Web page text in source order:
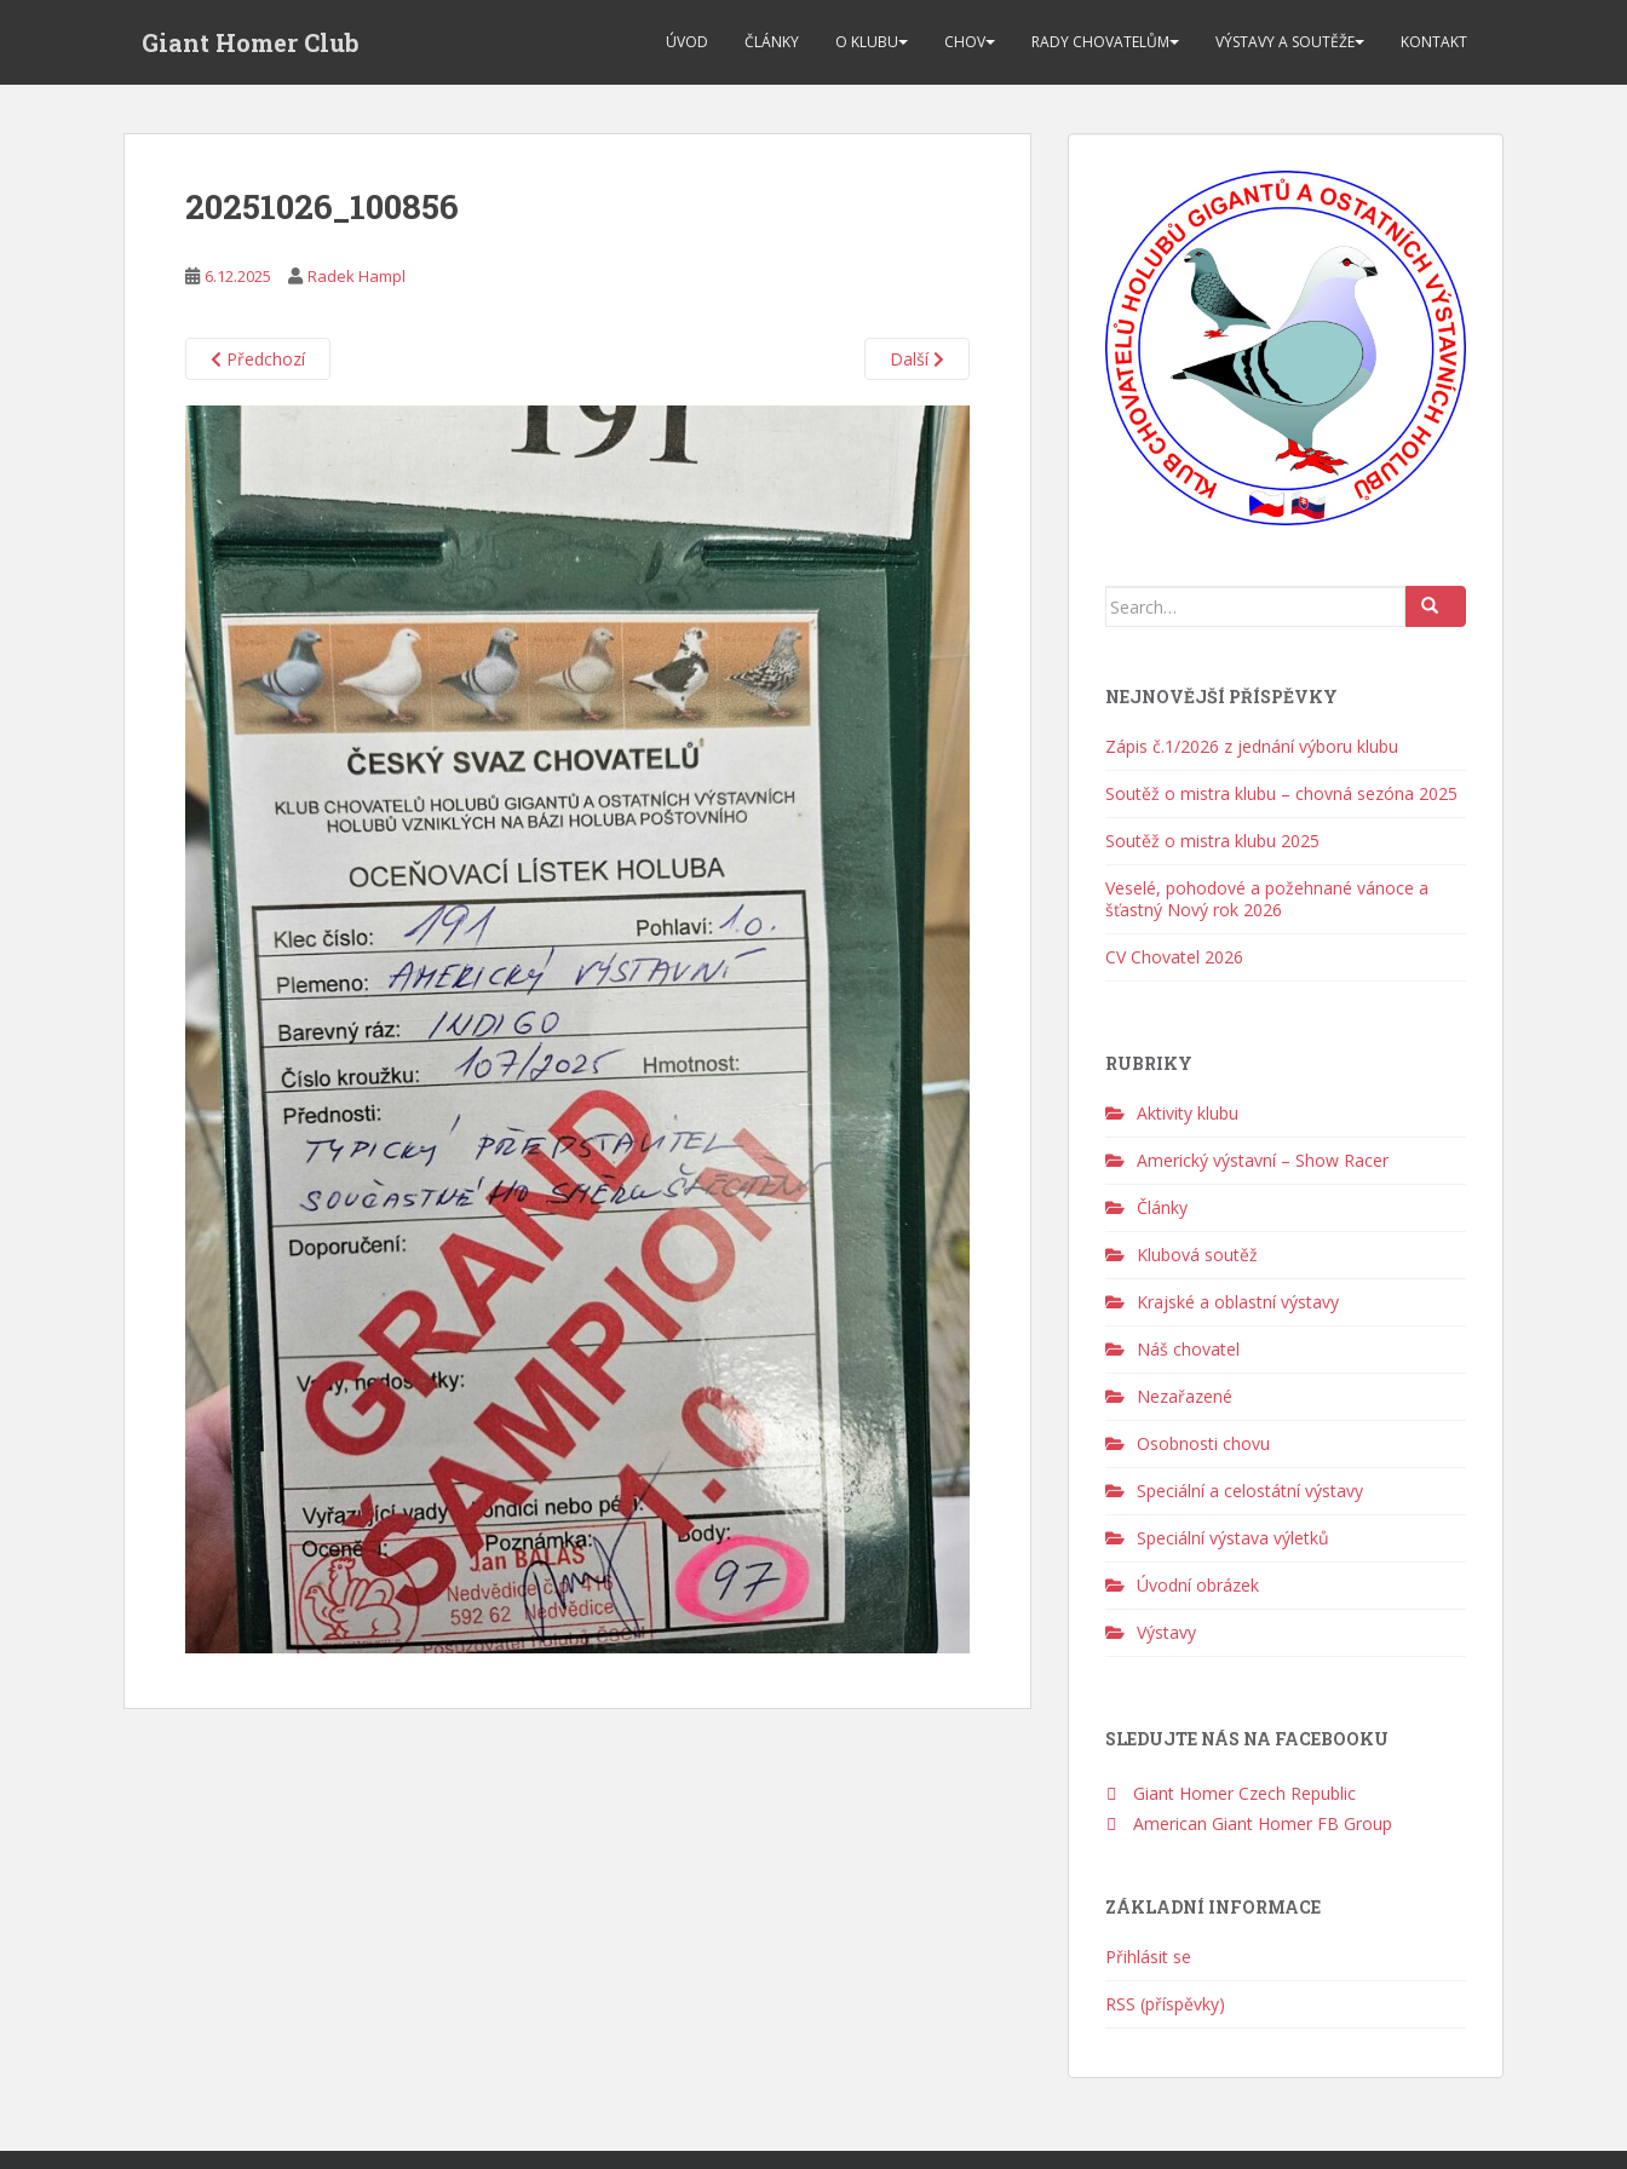
Giant Homer Club ÚVOD ČLÁNKY O KLUBU CHOV RADY CHOVATELŮM VÝSTAVY A SOUTĚŽE KONTAKT
20251026_100856
6.12.2025 Radek Hampl
Předchozí Další
Search for:
NEJNOVĚJŠÍ PŘÍSPĚVKY
Zápis č.1/2026 z jednání výboru klubu
Soutěž o mistra klubu – chovná sezóna 2025
Soutěž o mistra klubu 2025
Veselé, pohodové a požehnané vánoce a
šťastný Nový rok 2026
CV Chovatel 2026
RUBRIKY
Aktivity klubu
Americký výstavní – Show Racer
Články
Klubová soutěž
Krajské a oblastní výstavy
Náš chovatel
Nezařazené
Osobnosti chovu
Speciální a celostátní výstavy
Speciální výstava výletků
Úvodní obrázek
Výstavy
SLEDUJTE NÁS NA FACEBOOKU
Giant Homer Czech Republic
American Giant Homer FB Group
ZÁKLADNÍ INFORMACE
Přihlásit se
RSS (příspěvky)